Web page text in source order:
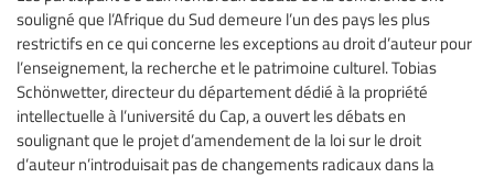
souligné que l’Afrique du Sud demeure l’un des pays les plus
restrictifs en ce qui concerne les exceptions au droit d’auteur pour
l’enseignement, la recherche et le patrimoine culturel. Tobias
Schönwetter, directeur du département dédié à la propriété
intellectuelle à l’université du Cap, a ouvert les débats en
soulignant que le projet d’amendement de la loi sur le droit
d’auteur n’introduisait pas de changements radicaux dans la